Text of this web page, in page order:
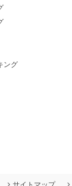
ング